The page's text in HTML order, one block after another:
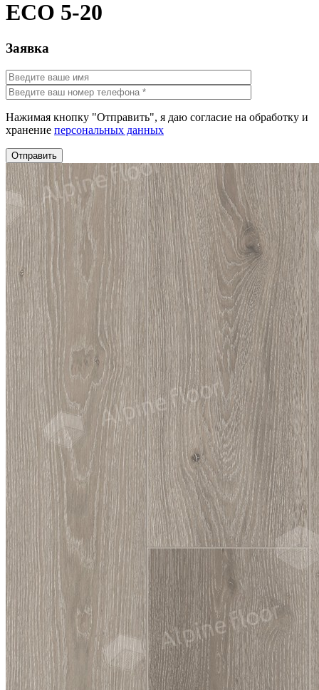
ECO 5-20
Заявка
Нажимая кнопку "Отправить", я даю согласие на обработку и
хранение персональных данных
Отправить